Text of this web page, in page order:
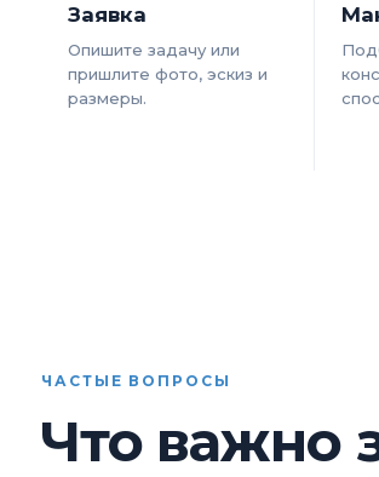
Заявка
Опишите задачу или
пришлите фото, эскиз и
размеры.
ЧАСТЫЕ ВОПРОСЫ
Что важно